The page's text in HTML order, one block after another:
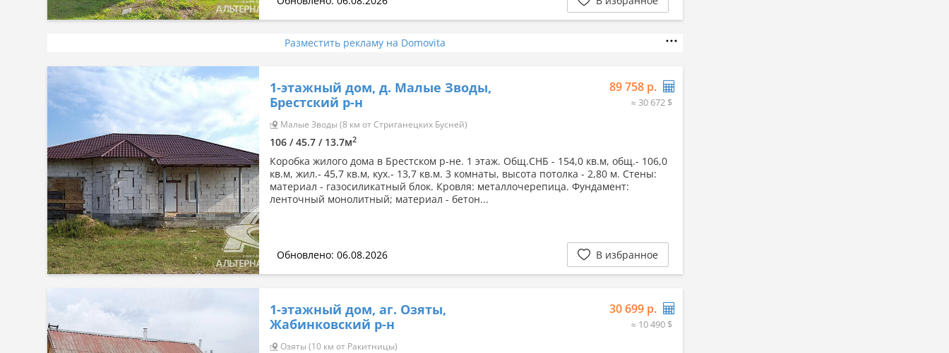
Разместить рекламу на Domovita
1-этажный дом, д. Малые Зводы,
Брестский р-н
Малые Зводы (8 км от Стриганецких Бусней)
89 758 р.
≈ 30 672 $
106 / 45.7 / 13.7м2
Коробка жилого дома в Брестском р-не. 1 этаж. Общ.СНБ - 154,0 кв.м, общ.- 106,0
кв.м, жил.- 45,7 кв.м, кух.- 13,7 кв.м. 3 комнаты, высота потолка - 2,80 м. Стены:
материал - газосиликатный блок. Кровля: металлочерепица. Фундамент:
ленточный монолитный; материал - бетон...
Обновлено: 06.08.2026 В избранное
1-этажный дом, аг. Озяты,
Жабинковский р-н
Озяты (10 км от Ракитницы)
30 699 р.
≈ 10 490 $